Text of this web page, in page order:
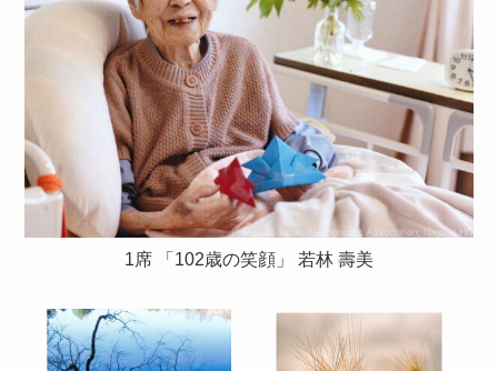
1席 「102歳の笑顔」 若林 壽美